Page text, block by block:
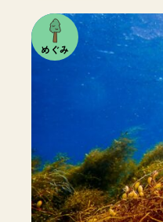
注目の
いきも
の